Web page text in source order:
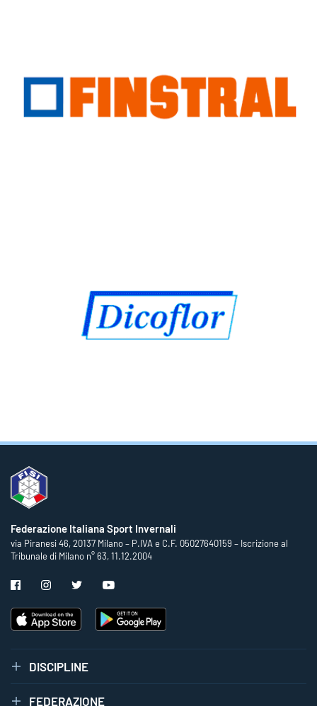
Federazione Italiana Sport Invernali
via Piranesi 46, 20137 Milano – P.IVA e C.F. 05027640159 – Iscrizione al
Tribunale di Milano n° 63, 11.12.2004
DISCIPLINE
FEDERAZIONE